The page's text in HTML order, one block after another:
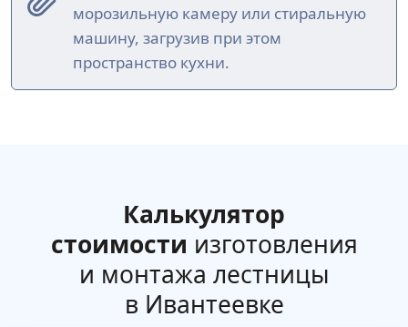
морозильную камеру или стиральную
машину, загрузив при этом
пространство кухни.
Калькулятор
стоимости изготовления
и монтажа лестницы
в Ивантеевке